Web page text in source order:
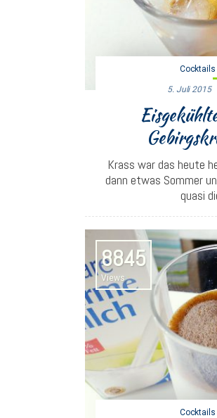
Cocktails
5. Juli 2015
Krass war das heute
dann etwas Sommer
quasi
8845
Views
Cocktails